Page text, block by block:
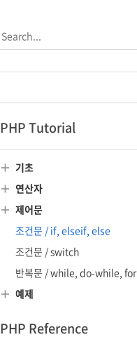
PHP Tutorial
기초
연산자
제어문
조건문 / if, elseif, else
조건문 / switch
반복문 / while, do-while, for
예제
PHP Reference